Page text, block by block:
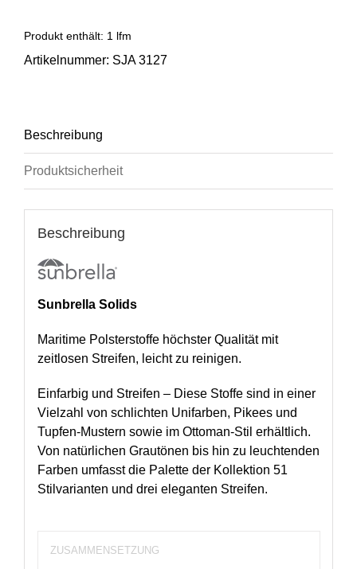
SJA
Produkt enthält: 1 lfm
Artikelnummer: SJA 3127
Beschreibung
Produktsicherheit
Beschreibung
Sunbrella Solids
Maritime Polsterstoffe höchster Qualität mit
zeitlosen Streifen, leicht zu reinigen.
Einfarbig und Streifen – Diese Stoffe sind in einer
Vielzahl von schlichten Unifarben, Pikees und
Tupfen-Mustern sowie im Ottoman-Stil erhältlich.
Von natürlichen Grautönen bis hin zu leuchtenden
Farben umfasst die Palette der Kollektion 51
Stilvarianten und drei eleganten Streifen.
ZUSAMMENSETZUNG